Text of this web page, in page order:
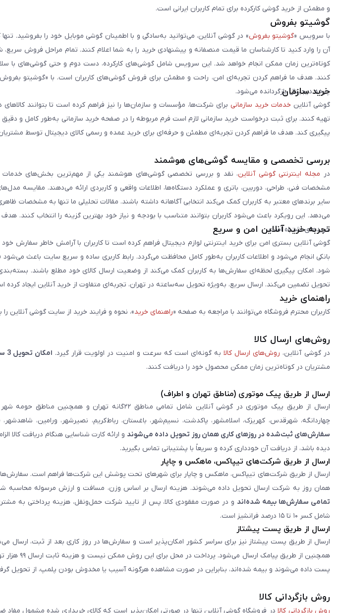
و مطمئن از خرید گوشی کارکرده برای تمام کاربران ایرانی است.
گوشیتو بفروش
با سرویس «گوشیتو بفروش» در گوشی آنلاین، می‌توانید به‌سادگی و با اطمینان گوشی موبایل خود را
آن را وارد کنید تا کارشناسان ما قیمت منصفانه و پیشنهادی خرید را به شما اعلام کنند. تمام مراحل فروش
کوتاه‌ترین زمان ممکن انجام خواهد شد. این سرویس شامل گوشی‌های کارکرده، دست دوم و حتی گوشی‌های با
کنند. هدف ما فراهم کردن تجربه‌ای امن، راحت و مطمئن برای فروش گوشی‌های کاربران است. با «گوشیتو
چرخه دیجیتال بازگردانده می‌شود.
خرید سازمان
گوشی آنلاین خدمات خرید سازمانی برای شرکت‌ها، مؤسسات و سازمان‌ها را نیز فراهم کرده است تا بتوانند
تهیه کنند. برای ثبت درخواست خرید سازمانی لازم است فرم مربوطه را در صفحه خرید سازمانی به‌طور کامل و دقیق
پیگیری کند. هدف ما فراهم کردن تجربه‌ای مطمئن و حرفه‌ای برای خرید عمده و رسمی کالای دیجیتال توسط
بررسی تخصصی و مقایسه گوشی‌های هوشمند
در مجله اینترنتی گوشی آنلاین، نقد و بررسی تخصصی گوشی‌های هوشمند یکی از مهم‌ترین بخش‌های خدمات
مشخصات فنی، طراحی، دوربین، باتری و عملکرد دستگاه‌ها، اطلاعات واقعی و کاربردی ارائه می‌دهند. مقایسه
سایر برندهای معتبر به کاربران کمک می‌کند انتخابی آگاهانه داشته باشند. مقالات تحلیلی ما تنها به مشخصات
می‌دهد. این رویکرد باعث می‌شود کاربران بتوانند متناسب با بودجه و نیاز خود بهترین گزینه را انتخاب کنند. هدف
خریدهای اشتباه است.
تجربه خرید آنلاین امن و سریع
گوشی آنلاین بستری امن برای خرید اینترنتی لوازم دیجیتال فراهم کرده است تا کاربران با آرامش خاطر سفارش
بانکی انجام می‌شود و اطلاعات کاربران به‌طور کامل محافظت می‌گردد. رابط کاربری ساده و سریع سایت باعث می‌شود
شود. امکان پیگیری لحظه‌ای سفارش‌ها به کاربران کمک می‌کند از وضعیت ارسال کالای خود مطلع باشند. بسته‌بندی
تحویل تضمین می‌کند. ارسال سریع، به‌ویژه تحویل سه‌ساعته در تهران، تجربه‌ای متفاوت از خرید آنلاین ایجاد کرده
راهنمای خرید
کاربران محترم فروشگاه می‌توانند با مراجعه به صفحه «راهنمای خرید»، نحوه و فرایند خرید از سایت گوشی آنلاین
روش‌های ارسال کالا
در گوشی آنلاین، روش‌های ارسال کالا به گونه‌ای است که سرعت و امنیت در اولویت قرار گیرد. امکان تحویل 3 ساعته
مشتریان در کوتاه‌ترین زمان ممکن محصول خود را دریافت کنند.
ارسال از طریق پیک موتوری (مناطق تهران و اطراف)
ارسال از طریق پیک موتوری در گوشی آنلاین شامل تمامی مناطق
چهاردانگه، شهرقدس، کهریزک، اسلامشهر، پاکدشت، نسیم‌شهر، باغستان، رباط‌کریم، نصیرشهر، ورامین،
سفارش‌های ثبت‌شده در روزهای کاری همان روز تحویل داده می‌شوند و ارائه کارت شناسایی هنگام دریافت
دیده باشد، از دریافت آن خودداری کرده و سریعاً با پشتیبانی تماس بگیرید.
ارسال از طریق شرکت‌های تیپاکس، ماهکس و چاپار
همان روز به شرکت ارسال تحویل داده می‌شوند. هزینه ارسال بر اساس وزن، مسافت و ارزش مرسوله محاسبه
تمامی سفارش‌ها بیمه شده‌اند و در صورت مفقودی کالا، پس از تایید شرکت حمل‌ونقل، هزینه پرداختی به
شامل کسر ۱۰ تا ۱۵ درصد فرانشیز است.
ارسال از طریق پست پیشتاز
ارسال از طریق پست پیشتاز نیز برای سراسر کشور امکان‌پذیر است و سفارش‌ها در روز کاری بعد از ثبت، ارسال
همچنین از
پست داده می‌شوند و بیمه شده‌اند، بنابراین در صورت مشاهده هرگونه آسیب یا مخدوش بودن پلمپ، از تحویل
روش بازگردانی کالا
روش بازگردانی کالا در فروشگاه گوشی آنلاین تنها در صورتی امکان‌پذیر است که کالای خریداری شده مشمول